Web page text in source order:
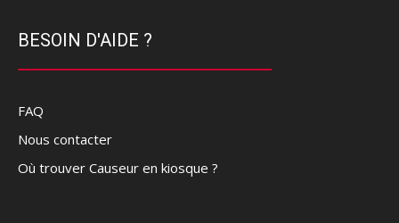
BESOIN D'AIDE ?
FAQ
Nous contacter
Où trouver Causeur en kiosque ?